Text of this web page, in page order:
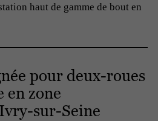
haut de gamme de bout en
pour deux-roues
en zone
sur-Seine